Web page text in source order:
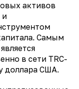
активов
и
Самым
в сети TRC-
доллара США.